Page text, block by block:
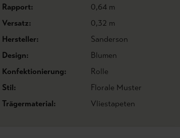
Rapport:
0,64 m
Versatz:
0,32 m
Hersteller:
Sanderson
Design:
Blumen
Konfektionierung:
Rolle
Stil:
Florale Muster
Trägermaterial:
Vliestapeten